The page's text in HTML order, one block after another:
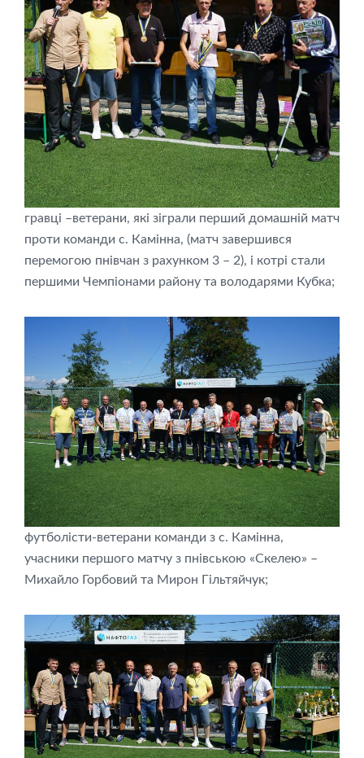
гравці –ветерани, які зіграли перший домашній матч
проти команди с. Камінна, (матч завершився
перемогою пнівчан з рахунком 3 – 2), і котрі стали
першими Чемпіонами району та володарями Кубка;
футболісти-ветерани команди з с. Камінна,
учасники першого матчу з пнівською «Скелею» –
Михайло Горбовий та Мирон Гільтяйчук;